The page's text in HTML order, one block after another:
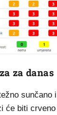
za danas
sunčano
će biti